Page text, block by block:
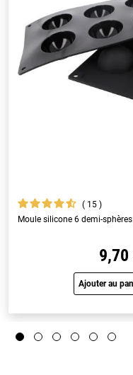
15
Moule silicone 6 demi-
9,70
Ajouter au